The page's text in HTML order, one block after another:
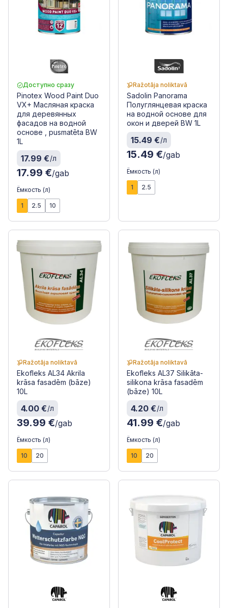
Доступно сразу
Pinotex Wood Paint Duo
VX+ Масляная краска
для деревянных
фасадов на водной
основе , pusmatēta BW
1L
17.99 €/л
17.99 €/gab
Ёмкость (л)
1 2.5 10
Ražotāja noliktavā
Sadolin Panorama
Полуглянцевая краска
на водной основе для
окон и дверей BW 1L
15.49 €/л
15.49 €/gab
Ёмкость (л)
1 2.5
Ražotāja noliktavā
Ekofleks AL34 Akrila
krāsa fasadēm (bāze)
10L
4.00 €/л
39.99 €/gab
Ёмкость (л)
10 20
Ražotāja noliktavā
Ekofleks AL37 Silikāta-
silikona krāsa fasadēm
(bāze) 10L
4.20 €/л
41.99 €/gab
Ёмкость (л)
10 20